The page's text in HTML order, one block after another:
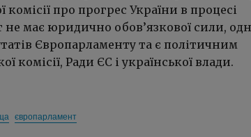
комісії про прогрес України в процесі
не має юридично обов’язкової сили,
Європарламенту та є політичним
комісії, Ради ЄС і української влади.
європарламент